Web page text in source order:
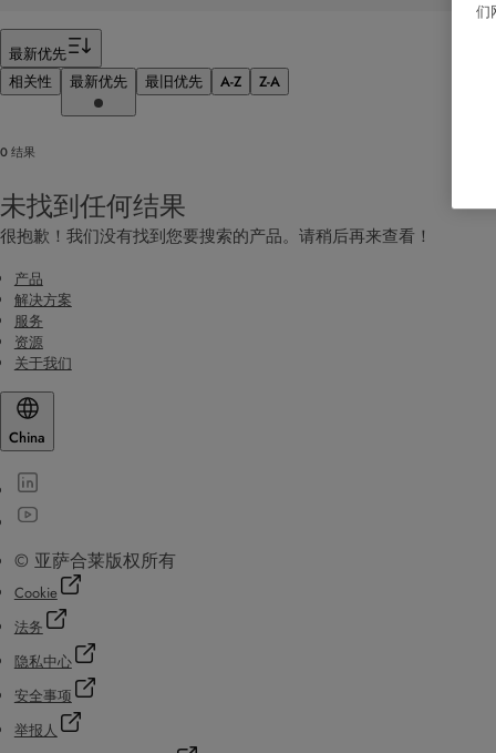
选器
最新优先
相关性
最新优先 最旧优先 A-Z Z-A
0 结果
未找到任何结果
很抱歉！我们没有找到您要搜索的产品。请稍后再来查看！
产品
解决方案
服务
资源
关于我们
China
© 亚萨合莱版权所有
Cookie
法务
隐私中心
安全事项
举报人
们